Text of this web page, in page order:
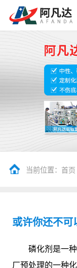
当前位置： 首页
或许你还不可
磷化剂是一
厂预处理的一种